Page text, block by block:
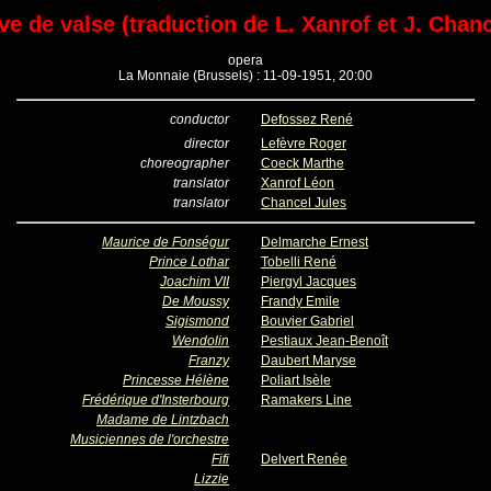
de valse (traduction de L. Xanrof et J.
opera
La Monnaie (Brussels) : 11-09-1951, 20:00
conductor
Defossez René
director
Lefèvre Roger
choreographer
Coeck Marthe
translator
Xanrof Léon
translator
Chancel Jules
Maurice de Fonségur
Delmarche Ernest
Prince Lothar
Tobelli René
Joachim VII
Piergyl Jacques
De Moussy
Frandy Emile
Sigismond
Bouvier Gabriel
Wendolin
Pestiaux Jean-Benoît
Franzy
Daubert Maryse
Princesse Hélène
Poliart Isèle
Frédérique d'Insterbourg
Ramakers Line
Madame de Lintzbach
Musiciennes de l'orchestre
Fifi
Delvert Renée
Lizzie